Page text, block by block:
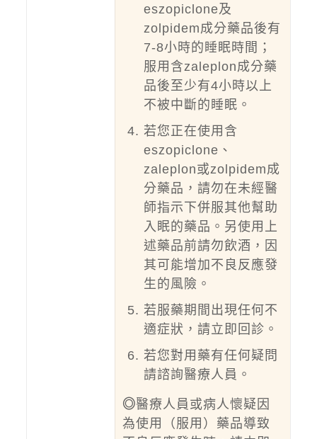
eszopiclone及
zolpidem成分藥品後有
7-8小時的睡眠時間；
服用含zaleplon成分藥
品後至少有4小時以上
不被中斷的睡眠。
若您正在使用含
eszopiclone、
zaleplon或zolpidem成
分藥品，請勿在未經醫
師指示下併服其他幫助
入眠的藥品。另使用上
述藥品前請勿飲酒，因
其可能增加不良反應發
生的風險。
若服藥期間出現任何不
適症狀，請立即回診。
若您對用藥有任何疑問
請諮詢醫療人員。
◎醫療人員或病人懷疑因
為使用（服用）藥品導致